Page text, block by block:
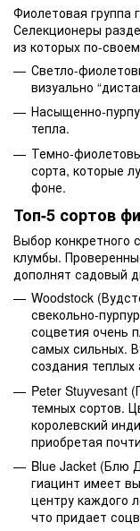
Фиолетовая группа
Селекционеры
из которых по-
Светло-
визуально
Насыщенно-
тепла.
Темно-
сорта, которые
фоне.
Топ-5 сортов
Выбор конкретного
клумбы.
дополнят садовый
Woodstock
свекольно-
соцветия очень
самых сильных.
создания теплых
Peter Stuyvesant
темных сортов.
королевский
приобретая
Blue Jacket (Блю
гиацинт имеет
центру каждого
что придает